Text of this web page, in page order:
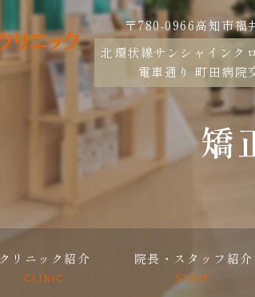
〒780-0966高知市福
北環状線サンシャインク
電車通り 町田病院
矯
クリニック紹介
CLINIC
院長・スタッフ紹介
STAFF